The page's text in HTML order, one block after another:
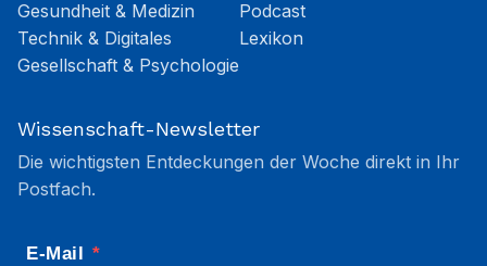
Gesundheit & Medizin
Technik & Digitales
Gesellschaft & Psychologie
Podcast
Lexikon
Wissenschaft-Newsletter
Die wichtigsten Entdeckungen der Woche direkt in Ihr
Postfach.